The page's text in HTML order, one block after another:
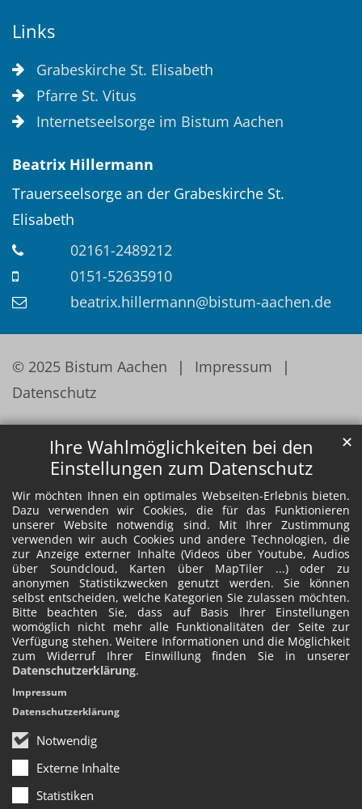
Ihre Wahlmöglichkeiten bei den
Einstellungen zum Datenschutz
Wir möchten Ihnen ein optimales Webseiten-Erlebnis bieten.
Dazu verwenden wir Cookies, die für das Funktionieren
unserer Website notwendig sind. Mit Ihrer Zustimmung
verwenden wir auch Cookies und andere Technologien, die
zur Anzeige externer Inhalte (Videos über Youtube, Audios
über Soundcloud, Karten über MapTiler ...) oder zu
anonymen Statistikzwecken genutzt werden. Sie können
selbst entscheiden, welche Kategorien Sie zulassen möchten.
Bitte beachten Sie, dass auf Basis Ihrer Einstellungen
womöglich nicht mehr alle Funktionalitäten der Seite zur
Verfügung stehen. Weitere Informationen und die Möglichkeit
zum Widerruf Ihrer Einwillung finden Sie in unserer
Datenschutzerklärung.
Notwendig
Externe Inhalte
Statistiken
✕
Impressum
Datenschutzerklärung
Links
Grabeskirche St. Elisabeth
Pfarre St. Vitus
Internetseelsorge im Bistum Aachen
Beatrix Hillermann
Trauerseelsorge an der Grabeskirche St.
Elisabeth
02161-2489212
0151-52635910
beatrix.hillermann@bistum-aachen.de
© 2025 Bistum Aachen
Impressum
Datenschutz